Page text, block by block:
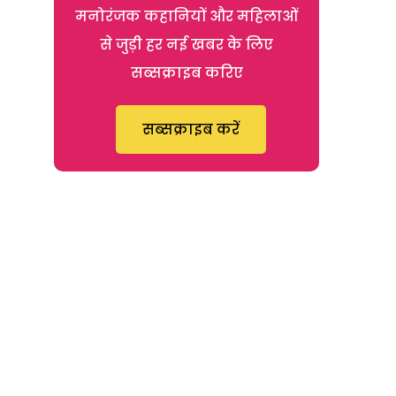
मनोरंजक कहानियों और महिलाओं
से जुड़ी हर नई खबर के लिए
सब्सक्राइब करिए
सब्सक्राइब करें